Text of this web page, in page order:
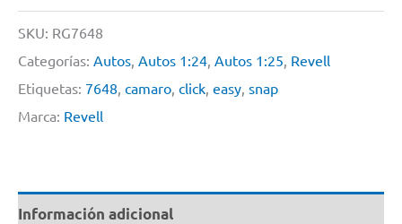
SKU: RG7648
Categorías: Autos, Autos 1:24, Autos 1:25, Revell
Etiquetas: 7648, camaro, click, easy, snap
Marca: Revell
Información adicional